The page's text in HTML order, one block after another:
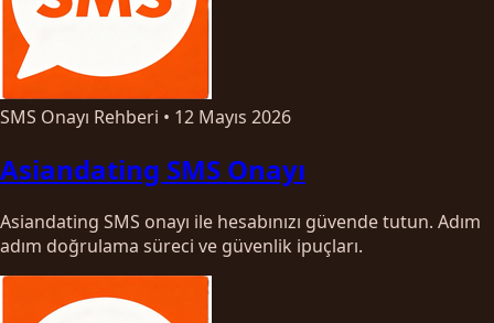
SMS Onayı Rehberi • 12 Mayıs 2026
Asiandating SMS Onayı
Asiandating SMS onayı ile hesabınızı güvende tutun. Adım
adım doğrulama süreci ve güvenlik ipuçları.